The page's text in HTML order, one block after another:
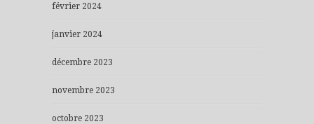
février 2024
janvier 2024
décembre 2023
novembre 2023
octobre 2023